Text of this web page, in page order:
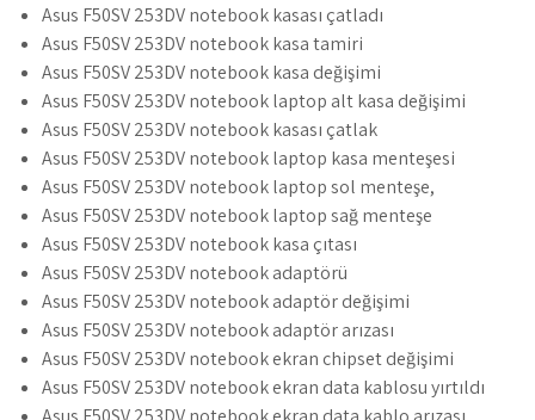
Asus F50SV 253DV notebook kasası çatladı
Asus F50SV 253DV notebook kasa tamiri
Asus F50SV 253DV notebook kasa değişimi
Asus F50SV 253DV notebook laptop alt kasa değişimi
Asus F50SV 253DV notebook kasası çatlak
Asus F50SV 253DV notebook laptop kasa menteşesi
Asus F50SV 253DV notebook laptop sol menteşe,
Asus F50SV 253DV notebook laptop sağ menteşe
Asus F50SV 253DV notebook kasa çıtası
Asus F50SV 253DV notebook adaptörü
Asus F50SV 253DV notebook adaptör değişimi
Asus F50SV 253DV notebook adaptör arızası
Asus F50SV 253DV notebook ekran chipset değişimi
Asus F50SV 253DV notebook ekran data kablosu yırtıldı